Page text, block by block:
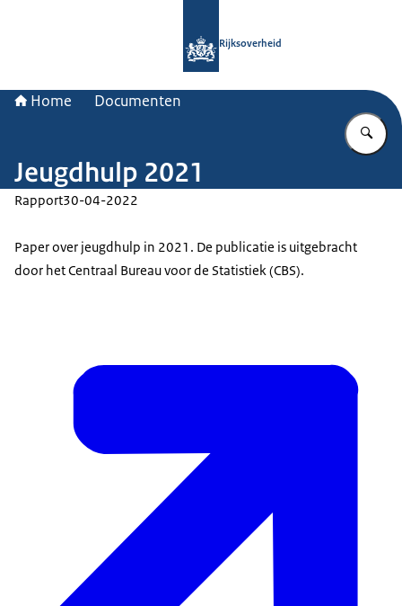
Rijksoverheid
Home Documenten
Jeugdhulp 2021
Rapport30-04-2022
Paper over jeugdhulp in 2021. De publicatie is uitgebracht
door het Centraal Bureau voor de Statistiek (CBS).